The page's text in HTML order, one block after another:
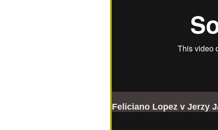
Feliciano Lopez v Jerzy